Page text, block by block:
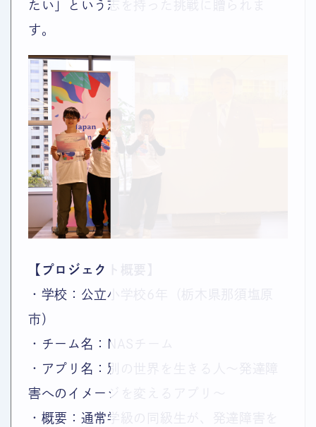
たい」という志を持った挑戦に贈られま
す。
【プロジェクト概要】
・学校：公立小学校6年（栃木県那須塩原
市）
・チーム名：NASチーム
・アプリ名：別の世界を生きる人～発達障
害へのイメージを変えるアプリ～
・概要：通常学級の同級生が、発達障害を